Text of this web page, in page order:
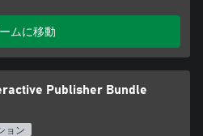
ムに移動
Publisher Bundle
ョン